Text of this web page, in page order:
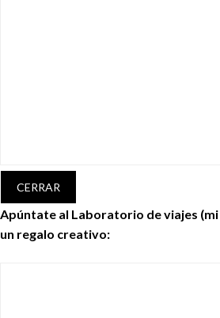
CERRAR
Apúntate al Laboratorio de viajes
un regalo creativo: